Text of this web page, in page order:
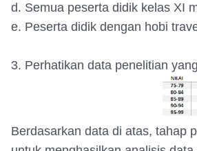
d. Semua peserta didik kelas XI
e. Peserta didik dengan hobi
3. Perhatikan data penelitian
Berdasarkan data di atas, tahap